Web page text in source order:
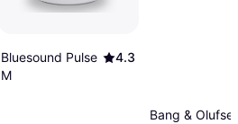
Bluesound Pulse
M
4.3
Bang &